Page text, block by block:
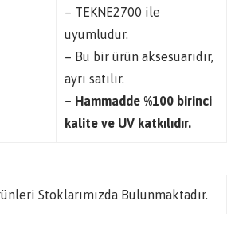
– TEKNE2700 ile
uyumludur.
– Bu bir ürün aksesuarıdır,
ayrı satılır.
– Hammadde %100 birinci
kalite ve UV katkılıdır.
Stoklarımızda Bulunmaktadır.